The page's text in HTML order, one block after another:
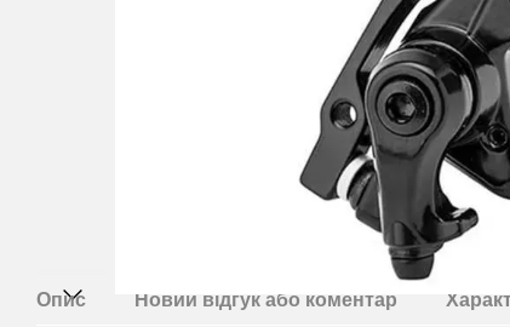
Опис Новий відгук або коментар